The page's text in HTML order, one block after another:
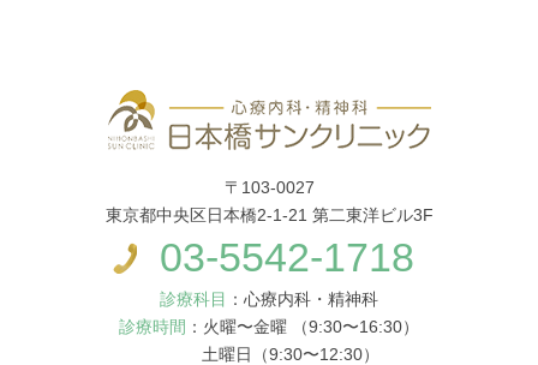
〒103-0027
東京都中央区日本橋2-1-21 第二東洋ビル3F
03-5542-1718
診療科目 ：心療内科・精神科
診療時間 ：火曜〜金曜 （9:30〜16:30）
土曜日（9:30〜12:30）